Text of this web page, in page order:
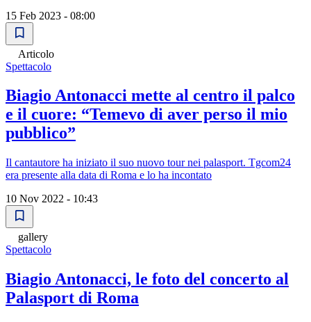
15 Feb 2023 - 08:00
Articolo
Spettacolo
Biagio Antonacci mette al centro il palco
e il cuore: “Temevo di aver perso il mio
pubblico”
Il cantautore ha iniziato il suo nuovo tour nei palasport. Tgcom24
era presente alla data di Roma e lo ha incontato
10 Nov 2022 - 10:43
gallery
Spettacolo
Biagio Antonacci, le foto del concerto al
Palasport di Roma